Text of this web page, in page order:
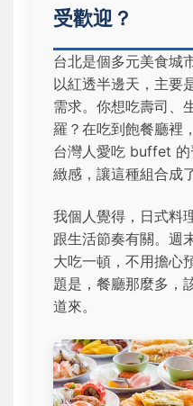
受歡迎？
台北是個多元美食城
以紅透半邊天，主要
需求。你想吃壽司、
羅？在吃到飽餐廳裡
台灣人愛吃 buffet
緻感，讓這種組合成
我個人覺得，日式料
跟生活節奏有關。週
大吃一頓，不用擔心
題是，餐廳那麼多，
道來。